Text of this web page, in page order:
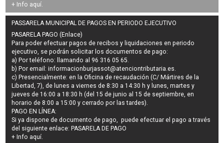
+ Info aquí.
PASSARELA MUNICIPAL DE PAGOS EN PERIODO EJECUTIVO
PASARELA PAGO (Enlace)
Para poder efectuar pagos derecibos y liquidaciones en periodo
ejecutivo, se podrán solicitar los documentos de pago:
a) Por teléfono: llamando al 96 316 05 65.
b) Por email:informacionburjassot@atenciontributaria.es.
c) Presencialmente: en la Oficina de recaudación (C/ Mártires de la
Libertad, 7), de lunes a viernes de 8:30 a 14:30 h y lunes, martes y
jueves de 16:00 a 18:30 h (del 15 de junio al 15 de septiembre, en
horario de 8:00 a 15:00 y cerrado por las tardes).
PAGO EN LÍNEA:
Si ya dispone de documento de pago, puede efectuar el pago a través
del siguiente enlace: PASARELA DE PAGO
+ Info aquí.